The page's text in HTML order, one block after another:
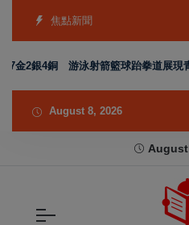
焦點新聞
4銅 游泳射箭籃球跆拳道展現青年競
August 8, 2026
August